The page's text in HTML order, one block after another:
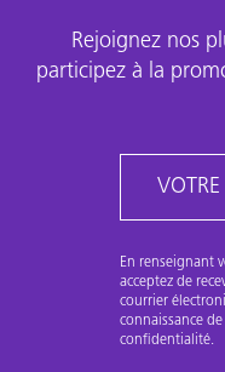
Rejoignez nos
participez à la
En renseignant
acceptez de
courrier
connaissance
confidentialité.